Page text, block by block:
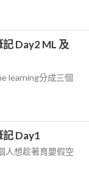
Day2 ML 及
learning分成三個
Day1
人想趁著育嬰假空